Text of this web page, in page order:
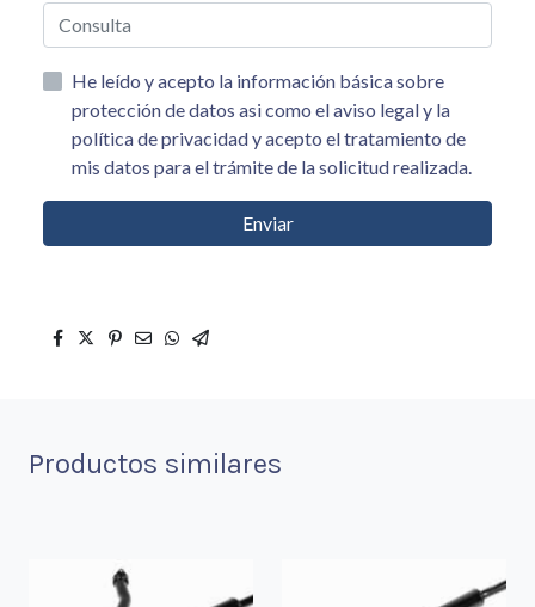
He leído y acepto la información básica sobre
protección de datos asi como el aviso legal y la
política de privacidad y acepto el tratamiento de
mis datos para el trámite de la solicitud realizada.
Enviar
Productos similares